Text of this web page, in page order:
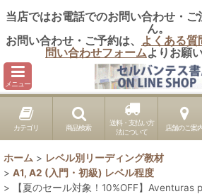
当店ではお電話でのお問い合わせ・
ん。
お問い合わせ・ご予約は、 よくある質
問い合わせフォームよりお願
メニュー
カテゴリ 商品検索
送料・支払い方
法について
店舗のご案
ホーム > レベル別リーディング教材
> A1, A2 (入門・初級) レベル程度
>
【夏のセール対象！10%OFF】Aventuras